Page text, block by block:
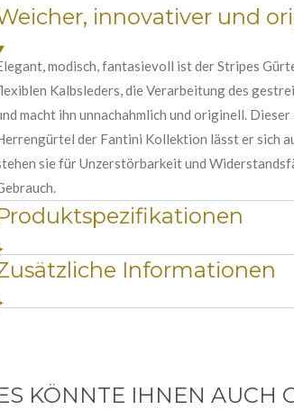
e
n
n
innovativer und
modisch, fantasievoll ist der Stripes
Kalbsleders, die Verarbeitung des
macht ihn unnachahmlich und originell.
der Fantini Kollektion lässt er sich
sie für Unzerstörbarkeit und
Informationen
KÖNNTE IHNEN AUCH